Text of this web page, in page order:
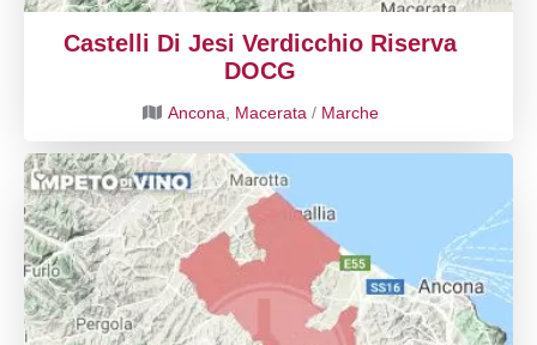
Castelli Di Jesi Verdicchio Riserva
DOCG
Ancona Macerata / Marche